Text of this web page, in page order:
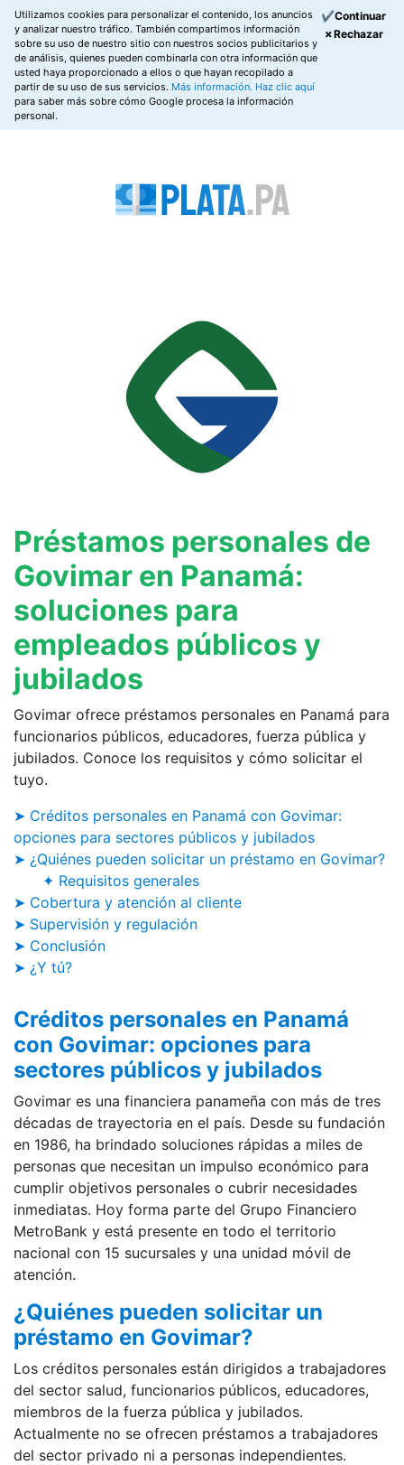
Utilizamos cookies para personalizar el contenido, los anuncios
y analizar nuestro tráfico. También compartimos información
sobre su uso de nuestro sitio con nuestros socios publicitarios y
de análisis, quienes pueden combinarla con otra información que
usted haya proporcionado a ellos o que hayan recopilado a
partir de su uso de sus servicios. Más información. Haz clic aquí
para saber más sobre cómo Google procesa la información
personal.
✔Continuar
✗Rechazar
Préstamos personales de
Govimar en Panamá:
soluciones para
empleados públicos y
jubilados
Govimar ofrece préstamos personales en Panamá para
funcionarios públicos, educadores, fuerza pública y
jubilados. Conoce los requisitos y cómo solicitar el
tuyo.
➤ Créditos personales en Panamá con Govimar:
opciones para sectores públicos y jubilados
➤ ¿Quiénes pueden solicitar un préstamo en Govimar?
✦ Requisitos generales
➤ Cobertura y atención al cliente
➤ Supervisión y regulación
➤ Conclusión
➤ ¿Y tú?
Créditos personales en Panamá
con Govimar: opciones para
sectores públicos y jubilados
Govimar es una financiera panameña con más de tres
décadas de trayectoria en el país. Desde su fundación
en 1986, ha brindado soluciones rápidas a miles de
personas que necesitan un impulso económico para
cumplir objetivos personales o cubrir necesidades
inmediatas. Hoy forma parte del Grupo Financiero
MetroBank y está presente en todo el territorio
nacional con 15 sucursales y una unidad móvil de
atención.
¿Quiénes pueden solicitar un
préstamo en Govimar?
Los créditos personales están dirigidos a trabajadores
del sector salud, funcionarios públicos, educadores,
miembros de la fuerza pública y jubilados.
Actualmente no se ofrecen préstamos a trabajadores
del sector privado ni a personas independientes.